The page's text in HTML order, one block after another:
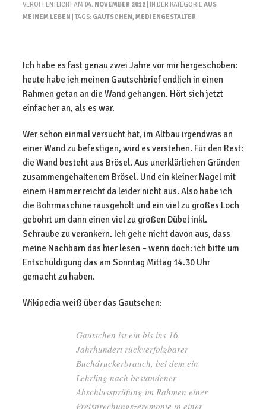
VERÖFFENTLICHT AM 04. NOVEMBER 2012 | IN DER KATEGORIEAUS
MEINEM LEBEN | TAGS: GAUTSCHEN, MEDIENGESTALTER
Ich habe es fast genau zwei Jahre vor mir hergeschoben:
heute habe ich meinen Gautschbrief endlich in einen
Rahmen getan an die Wand gehangen. Hört sich jetzt
einfacher an, als es war.
Wer schon einmal versucht hat, im Altbau irgendwas an
einer Wand zu befestigen, wird es verstehen. Für den Rest:
die Wand besteht aus Brösel. Aus unerklärlichen Gründen
zusammengehaltenem Brösel. Und ein kleiner Nagel mit
einem Hammer reicht da leider nicht aus. Also habe ich
die Bohrmaschine rausgeholt und ein viel zu großes Loch
gebohrt um dann einen viel zu großen Dübel inkl.
Schraube zu verankern. Ich gehe nicht davon aus, dass
meine Nachbarn das hier lesen – wenn doch: ich bitte um
Entschuldigung das am Sonntag Mittag 14.30 Uhr
gemacht zu haben.
Wikipedia weiß über das Gautschen:
Gautschen ist ein bis ins 16.
Jahrhundert rückverfolgbarer
Buchdruckerbrauch, bei dem ein
Lehrling nach bestandener
Abschlussprüfung im Rahmen einer
Freisprechungszeremonie in einer